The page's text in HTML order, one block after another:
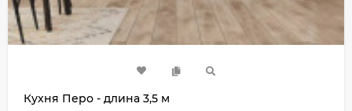
Кухня Перо - длина 3,5 м